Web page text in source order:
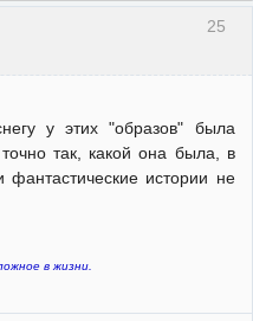
25
у этих "образов" была
так, какой она была, в
истории не
в жизни.